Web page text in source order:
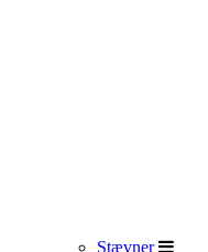
Stævner